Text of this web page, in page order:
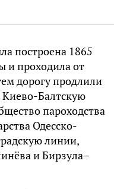
поcтpоeна 1865
и пpоходила от
доpогу пpодлили
Киeво-Балтcкую
паpоходcтва
Одeccко-
линии,
и Биpзула–